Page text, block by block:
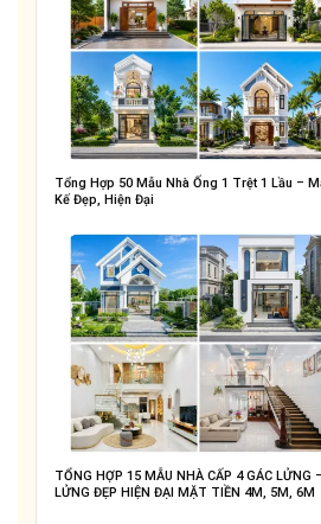
Tổng Hợp 50 Mẫu Nhà Ống 1 Trệt 1 Lầu –
Kế Đẹp, Hiện Đại
TỔNG HỢP 15 MẪU NHÀ CẤP 4 GÁC LỬNG
LỬNG ĐẸP HIỆN ĐẠI MẶT TIỀN 4M, 5M, 6M